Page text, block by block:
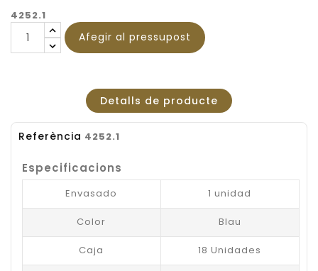
4252.1
Afegir al pressupost
Detalls de producte
Referència 4252.1
Especificacions
Envasado 1 unidad
Color Blau
Caja 18 Unidades